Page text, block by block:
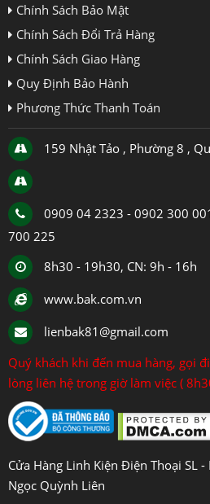
Chính Sách Bảo Mật
Chính Sách Đổi Trả Hàng
Chính Sách Giao Hàng
Quy Định Bảo Hành
Phương Thức Thanh Toán
159 Nhật Tảo , Phường 8 ,
0909 04 2323 - 0902 300
700 225
8h30 - 19h30, CN: 9h - 16h
www.bak.com.vn
lienbak81@gmail.com
Quý khách khi đến mua hàng, gọi
lòng liên hệ trong giờ làm việc (
Cửa Hàng Linh Kiện Điện Thoại SL
Ngọc Quỳnh Liên